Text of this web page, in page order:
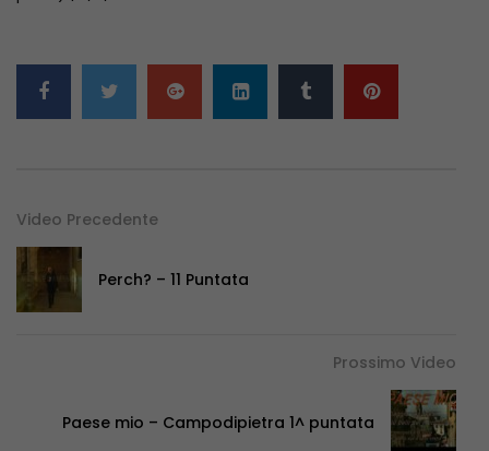
Video Precedente
Perch? – 11 Puntata
Prossimo Video
Paese mio – Campodipietra 1^ puntata